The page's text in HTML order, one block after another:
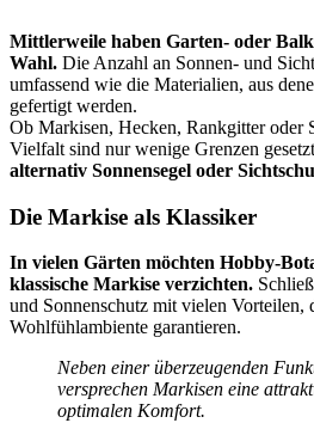
Mittlerweile haben Garten- oder
Wahl. Die Anzahl an Sonnen- und
umfassend wie die Materialien, aus
gefertigt werden.
Ob Markisen, Hecken, Rankgitter oder
Vielfalt sind nur wenige Grenzen
alternativ Sonnensegel oder
Die Markise als Klassiker
In vielen Gärten möchten Hobby-
klassische Markise verzichten.
und Sonnenschutz mit vielen Vorteilen,
Wohlfühlambiente garantieren.
Neben einer überzeugenden
versprechen Markisen eine
optimalen Komfort.